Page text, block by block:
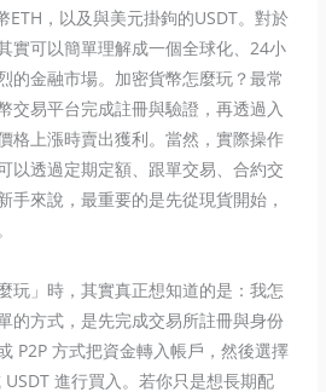
ETH，以及與美元掛鉤的USDT。對於
實可以簡單理解成一個全球化、24小
的金融市場。加密貨幣怎麼玩？最常
交易平台完成註冊與驗證，再透過入
格上漲時賣出獲利。當然，實際操作
以透過定期定額、跟單交易、合約交
手來說，最重要的是先從現貨開始，
玩」時，其實真正想知道的是：我怎
的方式，是先完成交易所註冊與身份
P2P 方式把資金轉入帳戶，然後選擇
進行買入。若你只是想長期配